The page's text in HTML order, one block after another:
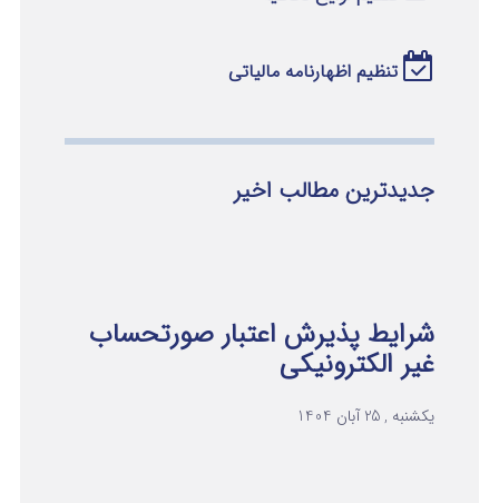
تنظیم اظهارنامه مالیاتی
جدیدترین مطالب اخیر
شرایط پذیرش اعتبار صورتحساب
غیر الکترونیکی
یکشنبه , 25 آبان 1404